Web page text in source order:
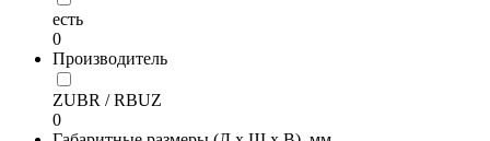
есть
0
Производитель
ZUBR / RBUZ
0